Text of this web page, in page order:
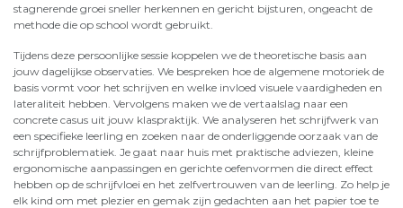
stagnerende groei sneller herkennen en gericht bijsturen, ongeacht de
methode die op school wordt gebruikt.
Tijdens deze persoonlijke sessie koppelen we de theoretische basis aan
jouw dagelijkse observaties. We bespreken hoe de algemene motoriek de
basis vormt voor het schrijven en welke invloed visuele vaardigheden en
lateraliteit hebben. Vervolgens maken we de vertaalslag naar een
concrete casus uit jouw klaspraktijk. We analyseren het schrijfwerk van
een specifieke leerling en zoeken naar de onderliggende oorzaak van de
schrijfproblematiek. Je gaat naar huis met praktische adviezen, kleine
ergonomische aanpassingen en gerichte oefenvormen die direct effect
hebben op de schrijfvloei en het zelfvertrouwen van de leerling. Zo help je
elk kind om met plezier en gemak zijn gedachten aan het papier toe te